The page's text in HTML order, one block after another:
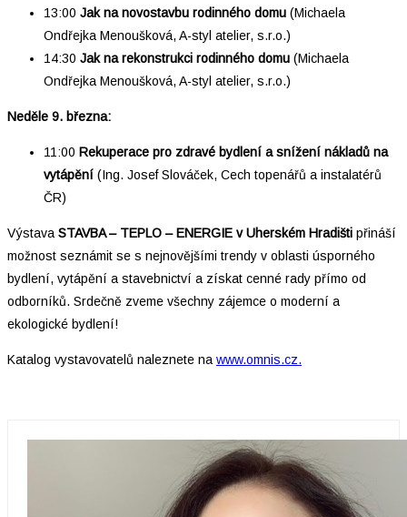
13:00 Jak na novostavbu rodinného domu (Michaela
Ondřejka Menoušková, A-styl atelier, s.r.o.)
14:30 Jak na rekonstrukci rodinného domu (Michaela
Ondřejka Menoušková, A-styl atelier, s.r.o.)
Neděle 9. března:
11:00 Rekuperace pro zdravé bydlení a snížení nákladů na
vytápění (Ing. Josef Slováček, Cech topenářů a instalatérů
ČR)
VýstavaSTAVBA – TEPLO – ENERGIE v Uherském Hradišti přináší
možnost seznámit se s nejnovějšími trendy v oblasti úsporného
bydlení, vytápění a stavebnictví a získat cenné rady přímo od
odborníků. Srdečně zveme všechny zájemce o moderní a
ekologické bydlení!
Katalog vystavovatelů naleznete nawww.omnis.cz.